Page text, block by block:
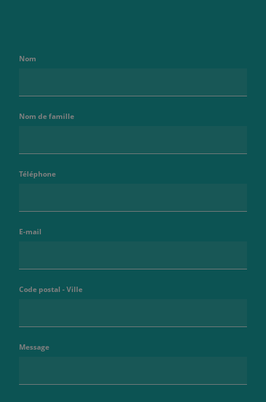
Nom
Nom de famille
Téléphone
E-mail
Code postal - Ville
Message